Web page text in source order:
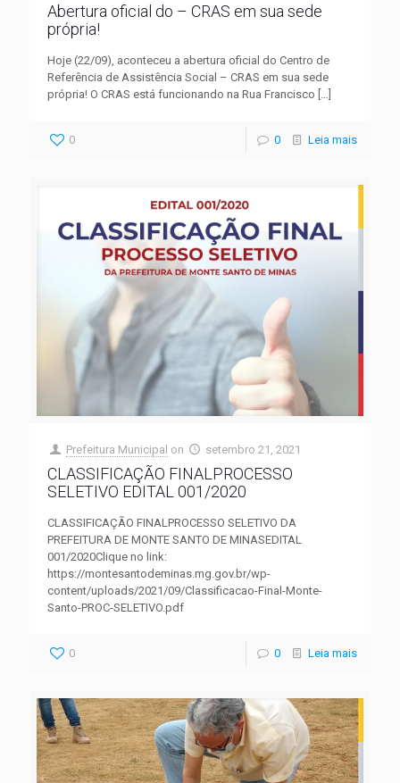
Abertura oficial do – CRAS em sua sede
própria!
Hoje (22/09), aconteceu a abertura oficial do Centro de
Referência de Assistência Social – CRAS em sua sede
própria! O CRAS está funcionando na Rua Francisco
0 0 Leia mais
Prefeitura Municipal on setembro 21, 2021
CLASSIFICAÇÃO FINALPROCESSO
SELETIVO EDITAL 001/2020
CLASSIFICAÇÃO FINALPROCESSO SELETIVO DA
PREFEITURA DE MONTE SANTO DE MINASEDITAL
001/2020Clique no link:
https://montesantodeminas.mg.gov.br/wp-
content/uploads/2021/09/Classificacao-Final-Monte-
Santo-PROC-SELETIVO.pdf
0 0 Leia mais